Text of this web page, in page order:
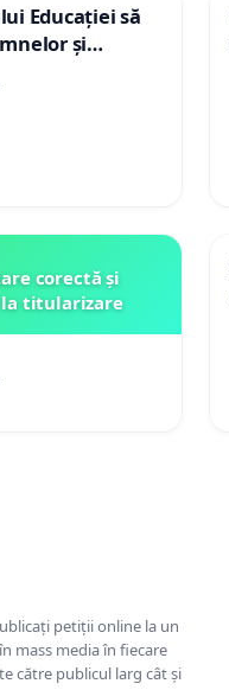
Educației să
și
școlile din
corectă și
titularizare
petiții online la un
mass media în fiecare
către publicul larg cât și